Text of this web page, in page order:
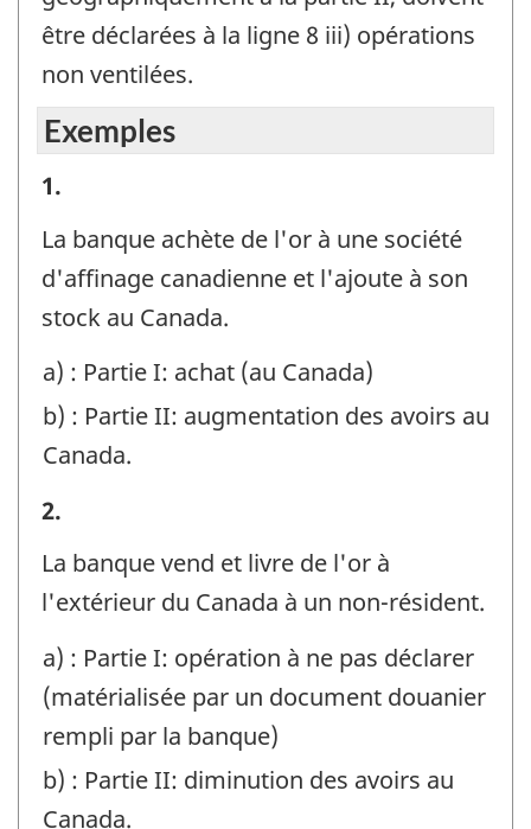
être déclarées à la ligne 8 iii) opérations
non ventilées.
Exemples
Exemples
-
Identificateur
de
:
1.
La banque achète de l'or à une société
d'affinage canadienne et l'ajoute à son
stock au Canada.
a) : Partie I: achat (au Canada)
b) : Partie II: augmentation des avoirs au
Canada.
Exemples
-
Identificateur
question
:
2.
La banque vend et livre de l'or à
l'extérieur du Canada à un non-résident.
a) : Partie I: opération à ne pas déclarer
(matérialisée par un document douanier
rempli par la banque)
b) : Partie II: diminution des avoirs au
Canada.